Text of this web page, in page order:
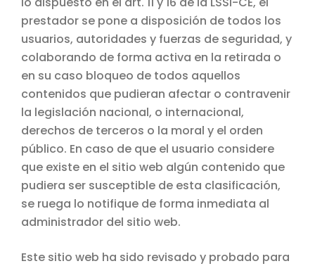
prestador se pone a disposición de todos los
usuarios, autoridades y fuerzas de seguridad, y
colaborando de forma activa en la retirada o
en su caso bloqueo de todos aquellos
contenidos que pudieran afectar o contravenir
la legislación nacional, o internacional,
derechos de terceros o la moral y el orden
público. En caso de que el usuario considere
que existe en el sitio web algún contenido que
pudiera ser susceptible de esta clasificación,
se ruega lo notifique de forma inmediata al
administrador del sitio web.
Este sitio web ha sido revisado y probado para